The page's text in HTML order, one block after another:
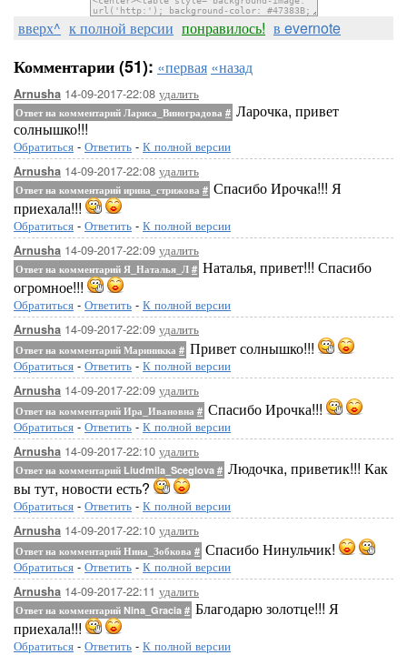
вверх^ к полной версии понравилось! в evernote
Комментарии (51): «первая «назад
Arnusha 14-09-2017-22:08 удалить
Ответ на комментарий Лариса_Виноградова # Ларочка, привет
солнышко!!!
Обратиться - Ответить - К полной версии
Arnusha 14-09-2017-22:08 удалить
Ответ на комментарий ирина_стрижова # Спасибо Ирочка!!! Я
приехала!!!
Обратиться - Ответить - К полной версии
Arnusha 14-09-2017-22:09 удалить
Ответ на комментарий Я_Наталья_Л # Наталья, привет!!! Спасибо
огромное!!!
Обратиться - Ответить - К полной версии
Arnusha 14-09-2017-22:09 удалить
Ответ на комментарий Мариникка # Привет солнышко!!!
Обратиться - Ответить - К полной версии
Arnusha 14-09-2017-22:09 удалить
Ответ на комментарий Ира_Ивановна # Спасибо Ирочка!!!
Обратиться - Ответить - К полной версии
Arnusha 14-09-2017-22:10 удалить
Ответ на комментарий Liudmila_Sceglova # Людочка, приветик!!! Как
вы тут, новости есть?
Обратиться - Ответить - К полной версии
Arnusha 14-09-2017-22:10 удалить
Ответ на комментарий Нина_Зобкова # Спасибо Нинульчик!
Обратиться - Ответить - К полной версии
Arnusha 14-09-2017-22:11 удалить
Ответ на комментарий Nina_Gracia # Благодарю золотце!!! Я
приехала!!!
Обратиться - Ответить - К полной версии